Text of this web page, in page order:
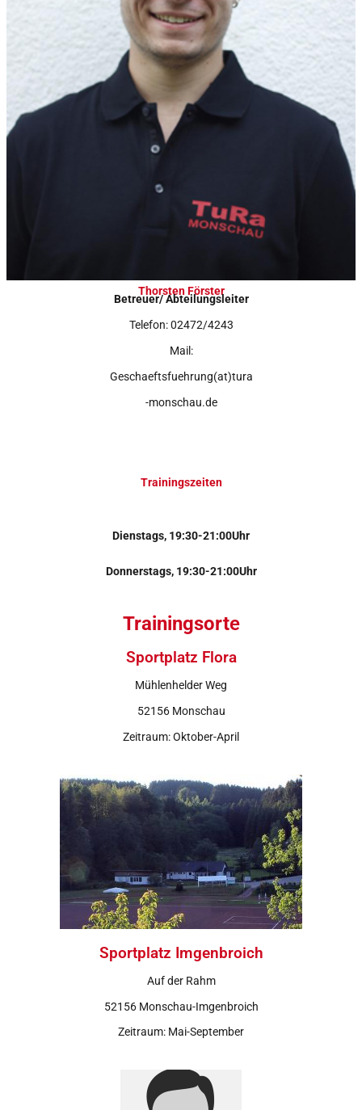
Thorsten Förster
Betreuer/ Abteilungsleiter
Telefon: 02472/4243
Mail:
Geschaeftsfuehrung(at)tura
-monschau.de
Trainingszeiten
Dienstags, 19:30-21:00Uhr
Donnerstags, 19:30-21:00Uhr
Trainingsorte
Sportplatz Flora
Mühlenhelder Weg
52156 Monschau
Zeitraum: Oktober-April
Sportplatz Imgenbroich
Auf der Rahm
52156 Monschau-Imgenbroich
Zeitraum: Mai-September